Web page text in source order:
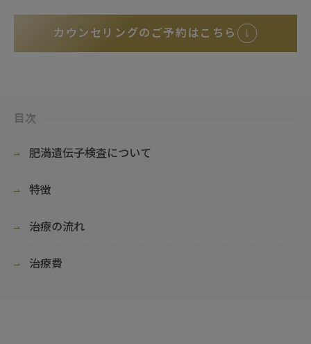
カウンセリングのご予約はこちら
目次
肥満遺伝子検査について
特徴
治療の流れ
治療費